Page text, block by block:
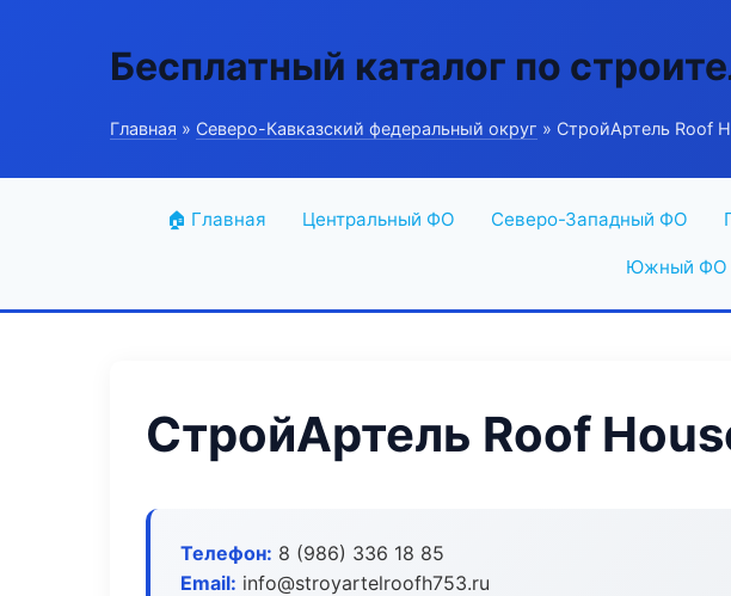
Бесплатный каталог по
Главная » Северо-Кавказский федеральный округ » СтройАртель Roof
🏠 Главная Центральный ФО Северо-Западный ФО
Южный ФО
СтройАртель Roof
Телефон: 8 (986) 336 18 85
Email: info@stroyartelroofh753.ru